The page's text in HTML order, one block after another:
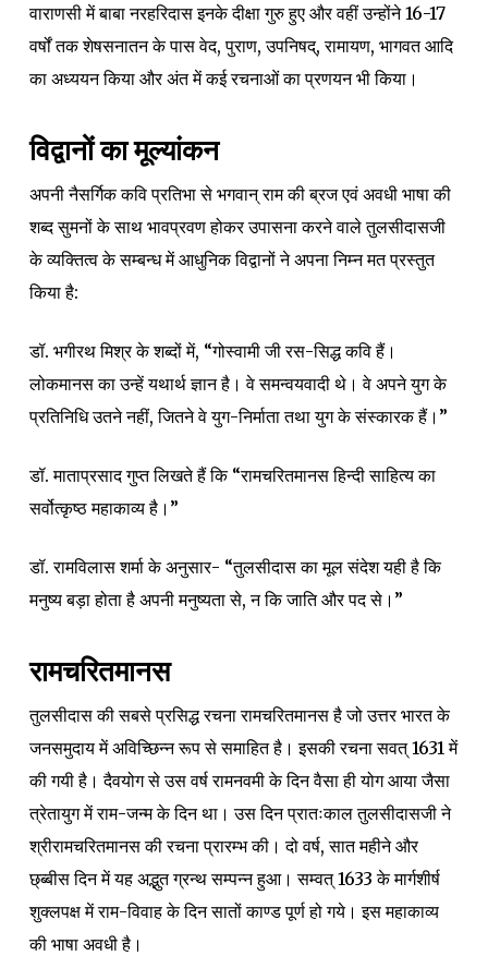
वाराणसी में बाबा नरहरिदास इनके दीक्षा गुरु हुए और वहीं उन्होंने 16-17
वर्षों तक शेषसनातन के पास वेद, पुराण, उपनिषद्, रामायण, भागवत आदि
का अध्ययन किया और अंत में कई रचनाओं का प्रणयन भी किया।
विद्वानों का मूल्यांकन
अपनी नैसर्गिक कवि प्रतिभा से भगवान् राम की ब्रज एवं अवधी भाषा की
शब्द सुमनों के साथ भावप्रवण होकर उपासना करने वाले तुलसीदासजी
के व्यक्तित्व के सम्बन्ध में आधुनिक विद्वानों ने अपना निम्न मत प्रस्तुत
किया है:
डॉ. भगीरथ मिश्र के शब्दों में, “गोस्वामी जी रस-सिद्ध कवि हैं।
लोकमानस का उन्हें यथार्थ ज्ञान है। वे समन्वयवादी थे। वे अपने युग के
प्रतिनिधि उतने नहीं, जितने वे युग-निर्माता तथा युग के संस्कारक हैं।”
डॉ. माताप्रसाद गुप्त लिखते हैं कि “रामचरितमानस हिन्दी साहित्य का
सर्वोत्कृष्ठ महाकाव्य है।”
डॉ. रामविलास शर्मा के अनुसार- “तुलसीदास का मूल संदेश यही है कि
मनुष्य बड़ा होता है अपनी मनुष्यता से, न कि जाति और पद से।”
रामचरितमानस
तुलसीदास की सबसे प्रसिद्ध रचना रामचरितमानस है जो उत्तर भारत के
जनसमुदाय में अविच्छिन्न रूप से समाहित है। इसकी रचना सवत्‌ 1631 में
की गयी है। दैवयोग से उस वर्ष रामनवमी के दिन वैसा ही योग आया जैसा
त्रेतायुग में राम-जन्म के दिन था। उस दिन प्रातःकाल तुलसीदासजी ने
श्रीरामचरितमानस की रचना प्रारम्भ की। दो वर्ष, सात महीने और
छ्ब्बीस दिन में यह अद्भुत ग्रन्थ सम्पन्न हुआ। सम्वत्‌ 1633 के मार्गशीर्ष
शुक्लपक्ष में राम-विवाह के दिन सातों काण्ड पूर्ण हो गये। इस महाकाव्य
की भाषा अवधी है।